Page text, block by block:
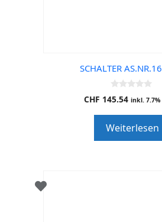
SCHALTER
0
o
o
f
5
CHF 145.54 inkl. 7.7%
Weiterlesen